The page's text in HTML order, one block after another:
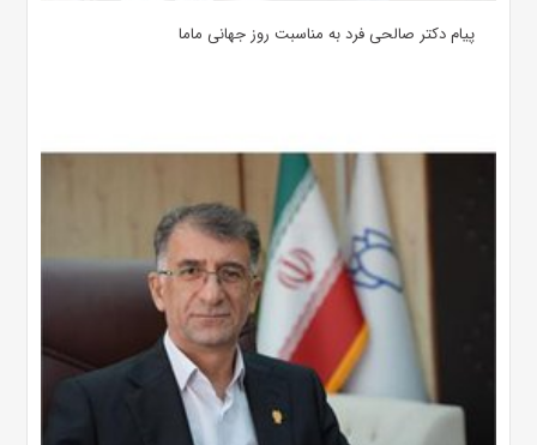
پیام دکتر صالحی فرد به مناسبت روز جهانی ماما